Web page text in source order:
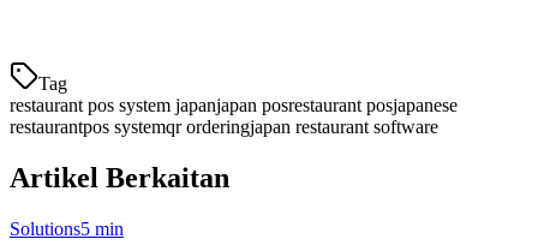
Tag
restaurant pos system japanjapan posrestaurant posjapanese
restaurantpos systemqr orderingjapan restaurant software
Artikel Berkaitan
Solutions5 min